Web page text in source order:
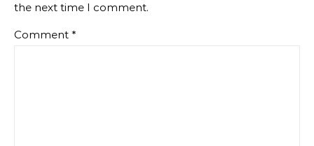
the next time I comment.
Comment *